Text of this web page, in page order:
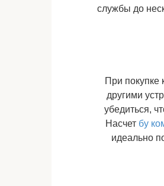
службы до
При покупке
другими
убедиться,
Насчет бу
идеально